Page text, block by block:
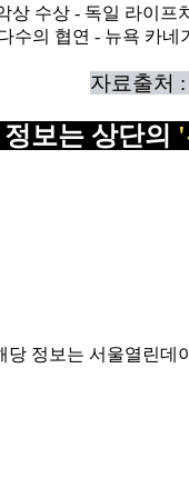
자료출처
보는 상단의 '
당 정보는 서울열린데